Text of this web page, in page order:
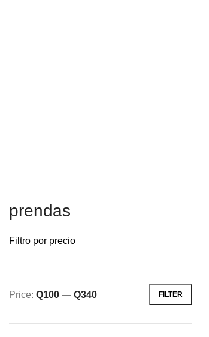
prendas
Filtro por precio
FILTER
Price: Q100 — Q340